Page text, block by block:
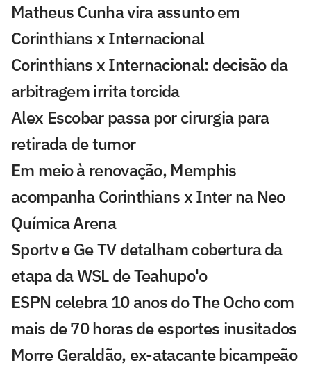
Matheus Cunha vira assunto em
Corinthians x Internacional
Corinthians x Internacional: decisão da
arbitragem irrita torcida
Alex Escobar passa por cirurgia para
retirada de tumor
Em meio à renovação, Memphis
acompanha Corinthians x Inter na Neo
Química Arena
Sportv e Ge TV detalham cobertura da
etapa da WSL de Teahupo'o
ESPN celebra 10 anos do The Ocho com
mais de 70 horas de esportes inusitados
Morre Geraldão, ex-atacante bicampeão